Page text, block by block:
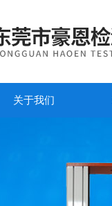
关于我们